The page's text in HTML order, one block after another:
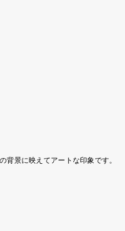
背景に映えてアートな印象です。